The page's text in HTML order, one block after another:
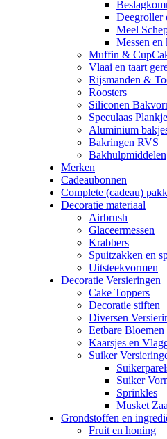
Deegroller
Meel
Messen en
Muffin &
Vlaai en taart
Rijsmanden &
Roosters
Siliconen
Speculaas
Aluminium
Bakringen RVS
Bakhulpmiddelen
Merken
Cadeaubonnen
Complete (cadeau)
Decoratie materiaal
Airbrush
Glaceermessen
Krabbers
Spuitzakken en
Uitsteekvormen
Decoratie Versieringen
Cake Toppers
Decoratie stiften
Diversen
Eetbare Bloemen
Kaarsjes en
Suiker
Suiker
Sprinkles
Musket
Grondstoffen en
Fruit en honing